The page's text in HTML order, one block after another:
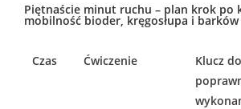
Piętnaście minut ruchu – plan krok po
mobilność bioder, kręgosłupa i barków
Czas Ćwiczenie
Klucz do